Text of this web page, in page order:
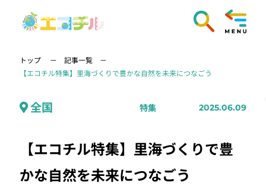
トップ
記事一覧
【エコチル特集】里海づくりで豊かな自然を未来につなごう
全国 特集 2025.06.09
【エコチル特集】里海づくりで豊
かな自然を未来につなごう